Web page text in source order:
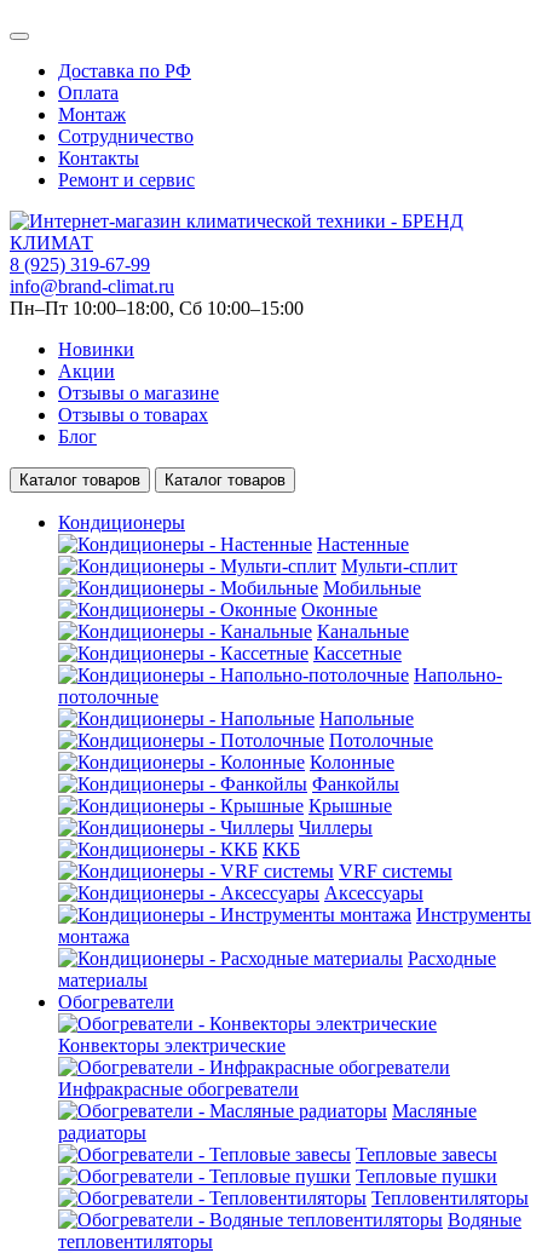
Доставка по РФ
Оплата
Монтаж
Сотрудничество
Контакты
Ремонт и сервис
8 (925) 319-67-99
info@brand-climat.ru
Пн–Пт 10:00–18:00, Сб 10:00–15:00
Новинки
Акции
Отзывы о магазине
Отзывы о товарах
Блог
Каталог товаров Каталог товаров
Кондиционеры
Настенные
Мульти-сплит
Мобильные
Оконные
Канальные
Кассетные
Напольно-
потолочные
Напольные
Потолочные
Колонные
Фанкойлы
Крышные
Чиллеры
ККБ
VRF системы
Аксессуары
Инструменты
монтажа
Расходные
материалы
Обогреватели
Конвекторы электрические
Инфракрасные обогреватели
Масляные
радиаторы
Тепловые завесы
Тепловые пушки
Тепловентиляторы
Водяные
тепловентиляторы